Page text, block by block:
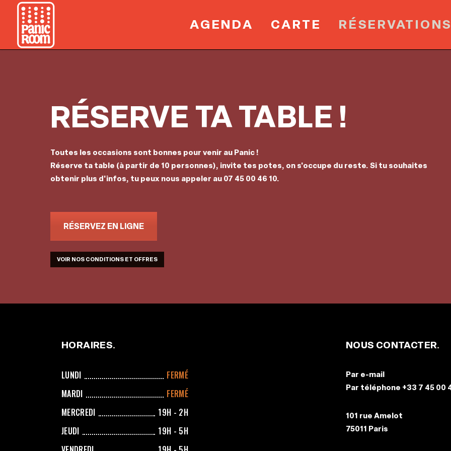
AGENDA CARTE
RÉSERVE TA TABLE !
Toutes les occasions sont bonnes pour venir au Panic !
Réserve ta table (à partir de 10 personnes), invite tes potes, on s'occupe du reste. Si tu souhaites
obtenir plus d'infos, tu peux nous appeler au 07 45 00 46 10.
RÉSERVEZ EN LIGNE
VOIR NOS CONDITIONS ET OFFRES
HORAIRES
LUNDI
FERMÉ
MARDI
FERMÉ
MERCREDI
19H - 2H
JEUDI
19H - 5H
NOUS CONTACTER
Par e-mail
Par téléphone +33 7 45 00
101 rue Amelot
75011 Paris